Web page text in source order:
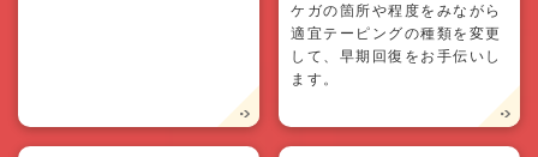
ケガの箇所や程度をみながら
適宜テーピングの種類を変更
して、早期回復をお手伝いし
ます。